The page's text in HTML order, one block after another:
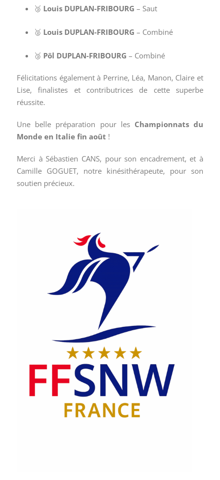
🥉 Louis DUPLAN-FRIBOURG – Saut
🥈 Louis DUPLAN-FRIBOURG – Combiné
🥉 Pôl DUPLAN-FRIBOURG – Combiné
Félicitations également à Perrine, Léa, Manon, Claire et
Lise, finalistes et contributrices de cette superbe
réussite.
Une belle préparation pour les Championnats du
Monde en Italie fin août !
Merci à Sébastien CANS, pour son encadrement, et à
Camille GOGUET, notre kinésithérapeute, pour son
soutien précieux.